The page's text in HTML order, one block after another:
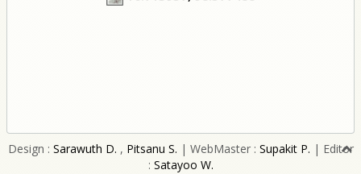
Design : Sarawuth D. , Pitsanu S. | WebMaster : Supakit P. | Editor
: Satayoo W.